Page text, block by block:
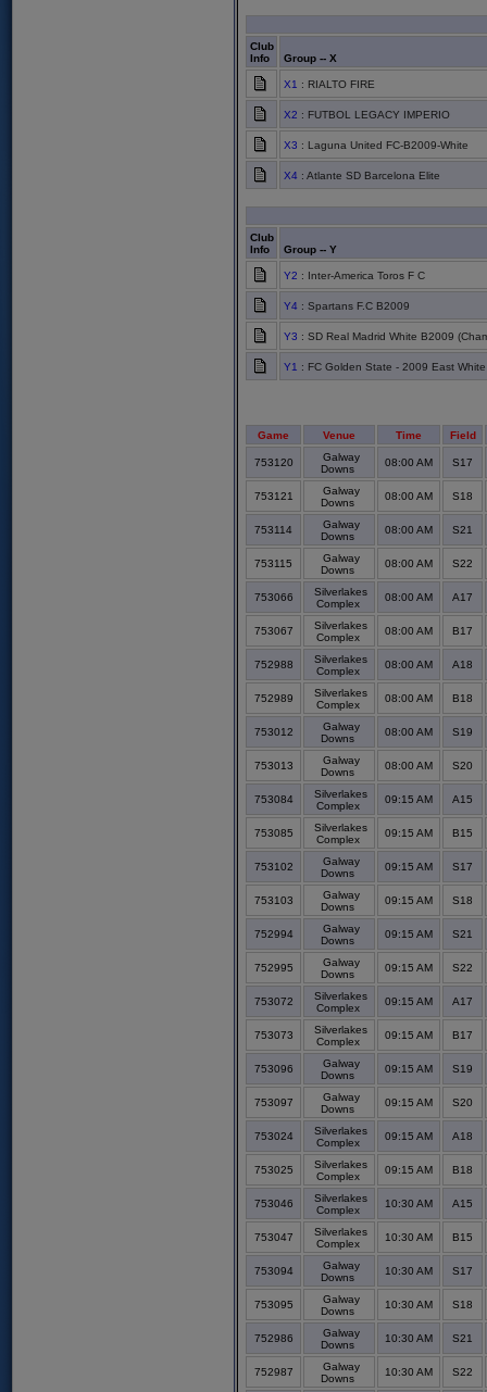
Club
Info
Group -- X
X1 : RIALTO FIRE
X2 : FUTBOL LEGACY IMPERIO
X3 : Laguna United FC-B2009-White
X4 : Atlante SD Barcelona Elite
Club
Info
Group -- Y
Y2 : Inter-America Toros F C
Y4 : Spartans F.C B2009
Y3 : SD Real Madrid White B2009
Y1 : FC Golden State - 2009 East White
Game Venue Time Field
753120
Galway
Downs
08:00 AM S17
753121
Galway
Downs
08:00 AM S18
753114
Galway
Downs
08:00 AM S21
753115
Galway
Downs
08:00 AM S22
753066
Silverlakes
Complex
08:00 AM A17
753067
Silverlakes
Complex
08:00 AM B17
752988
Silverlakes
Complex
08:00 AM A18
752989
Silverlakes
Complex
08:00 AM B18
753012
Galway
Downs
08:00 AM S19
753013
Galway
Downs
08:00 AM S20
753084
Silverlakes
Complex
09:15 AM A15
753085
Silverlakes
Complex
09:15 AM B15
753102
Galway
Downs
09:15 AM S17
753103
Galway
Downs
09:15 AM S18
752994
Galway
Downs
09:15 AM S21
752995
Galway
Downs
09:15 AM S22
753072
Silverlakes
Complex
09:15 AM A17
753073
Silverlakes
Complex
09:15 AM B17
753096
Galway
Downs
09:15 AM S19
753097
Galway
Downs
09:15 AM S20
753024
Silverlakes
Complex
09:15 AM A18
753025
Silverlakes
Complex
09:15 AM B18
753046
Silverlakes
Complex
10:30 AM A15
753047
Silverlakes
Complex
10:30 AM B15
753094
Galway
Downs
10:30 AM S17
753095
Galway
Downs
10:30 AM S18
752986
Galway
Downs
10:30 AM S21
752987
Galway
Downs
10:30 AM S22